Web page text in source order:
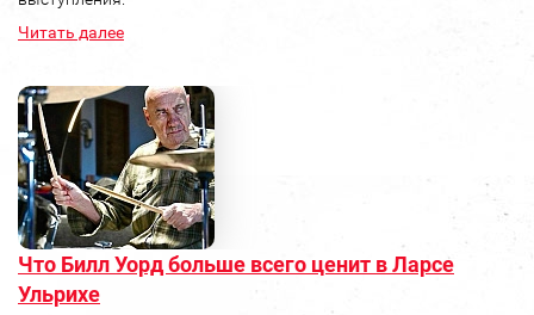
Читать далее
Что Билл Уорд больше всего ценит в Ларсе
Ульрихе